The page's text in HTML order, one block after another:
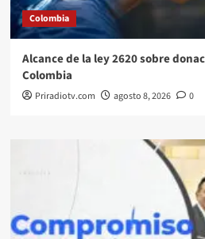
Colombia
Alcance de la ley 2620 sobre
Colombia
Priradiotv.com agosto 8, 2026 0